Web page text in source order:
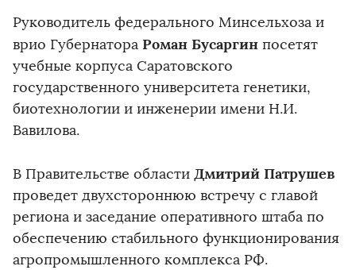
Руководитель федерального Минсельхоза и
врио Губернатора Роман Бусаргин посетят
учебные корпуса Саратовского
государственного университета генетики,
биотехнологии и инженерии имени Н.И.
Вавилова.
В Правительстве области Дмитрий Патрушев
проведет двухстороннюю встречу с главой
региона и заседание оперативного штаба по
обеспечению стабильного функционирования
агропромышленного комплекса РФ.